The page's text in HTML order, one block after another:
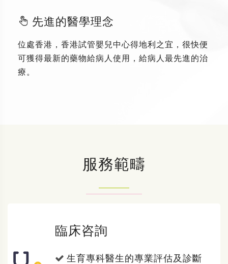
先進的醫學理念
位處香港，香港試管嬰兒中心得地利之宜，很快便
可獲得最新的藥物給病人使用，給病人最先進的治
療。
服務範疇
臨床咨詢
生育專科醫生的專業評估及診斷